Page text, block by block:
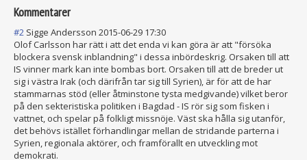
Kommentarer
#2 Sigge Andersson 2015-06-29 17:30
Olof Carlsson har rätt i att det enda vi kan göra är att "försöka
blockera svensk inblandning" i dessa inbördeskrig. Orsaken till att
IS vinner mark kan inte bombas bort. Orsaken till att de breder ut
sig i västra Irak (och därifrån tar sig till Syrien), är för att de har
stammarnas stöd (eller åtminstone tysta medgivande) vilket beror
på den sekteristiska politiken i Bagdad - IS rör sig som fisken i
vattnet, och spelar på folkligt missnöje. Väst ska hålla sig utanför,
det behövs istället förhandlingar mellan de stridande parterna i
Syrien, regionala aktörer, och framförallt en utveckling mot
demokrati.